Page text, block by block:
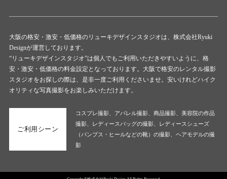
大阪の格安・激安・低価格のリューキデザインスタジオは、株式会社Ryuki
Designが運営しております。
“リューキデザインスタジオ”は個人でもご利用いただきやすいように、格
安・激安・低価格の料金設定となっております。大阪で格安のレンタル撮影
スタジオをお探しの際は、是非一度ご利用くださいませ。安いけれどハイク
オリティな写真撮影をお楽しみいただけます。
ご利用シーン
コスプレ撮影、アパレル撮影、商品撮影、美容院の作品
撮影、レディースバッグの撮影、レディースシューズ
（パンプス・ヒールなどの靴）の撮影、ヘアモデルの撮
影